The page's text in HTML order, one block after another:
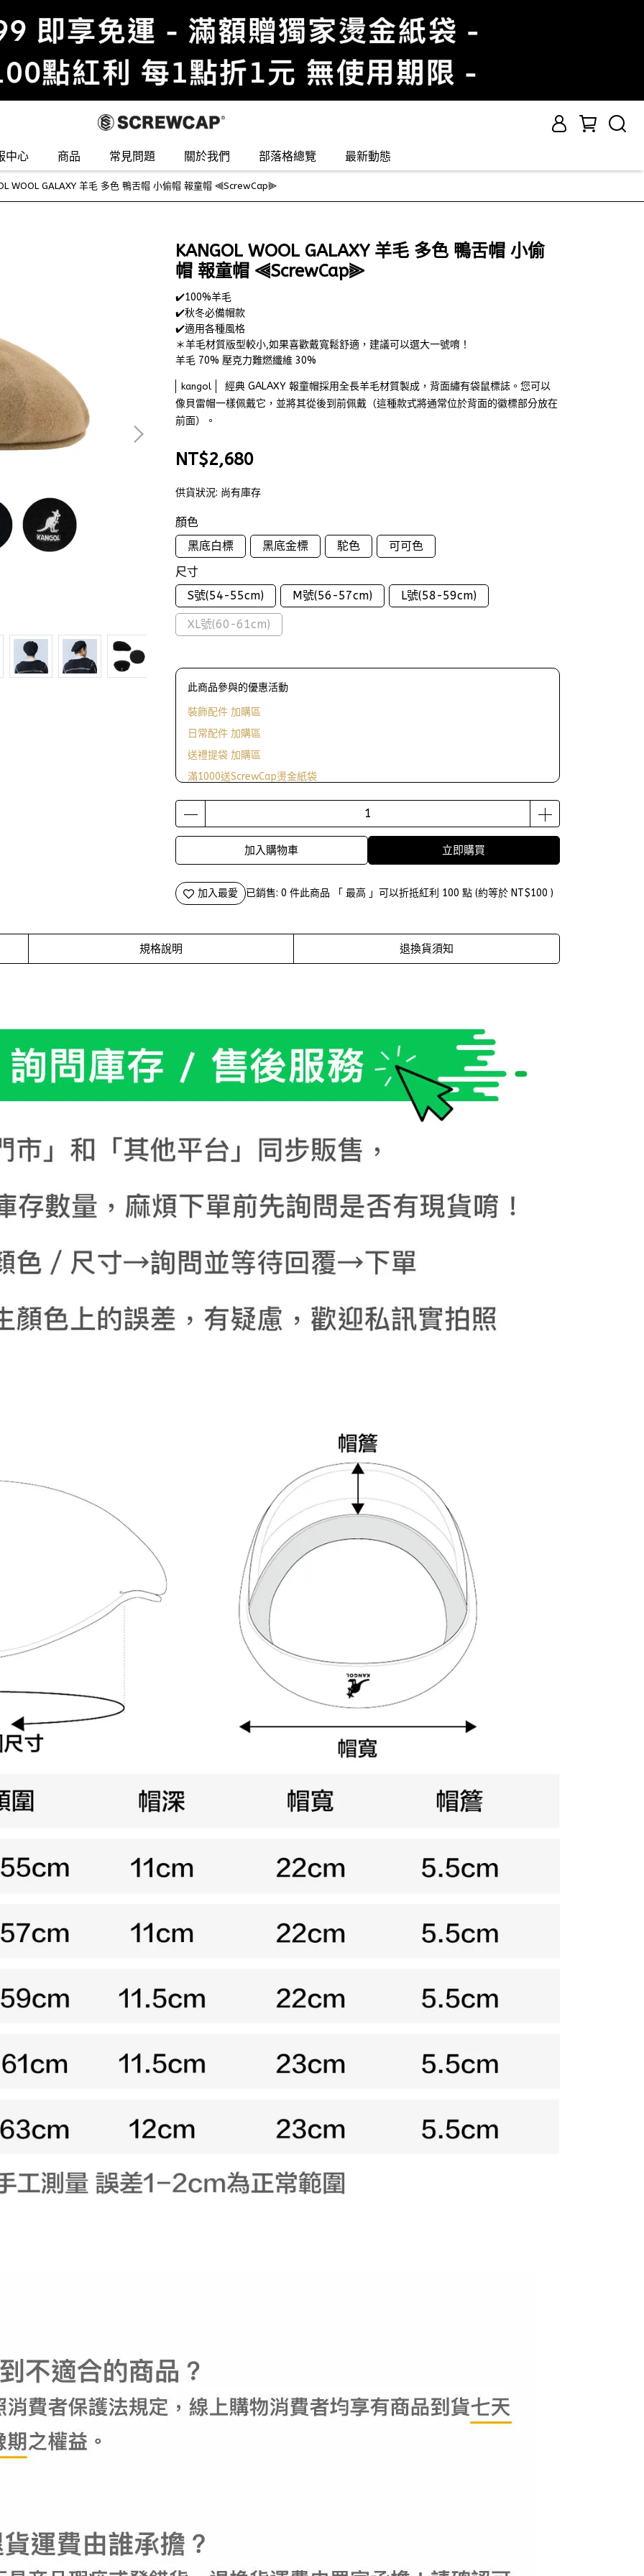
中心 商品 常見問題 關於我們 部落格總覽 最新動態
WOOL GALAXY 羊毛 多色 鴨舌帽 小偷帽 報童帽 ⫷ScrewCap⫸
KANGOL WOOL GALAXY 羊毛 多色 鴨舌帽 小偷
帽 報童帽 ⫷ScrewCap⫸
✔️100%羊毛
✔️秋冬必備帽款
✔️適用各種風格
＊羊毛材質版型較小,如果喜歡戴寬鬆舒適，建議可以選大一號唷！
羊毛 70% 壓克力難燃纖維 30%
kangol
經典 GALAXY 報童帽採用全長羊毛材質製成，背面繡有袋鼠標誌。您可以
像貝雷帽一樣佩戴它，並將其從後到前佩戴（這種款式將通常位於背面的徽標部分放在
前面）。
NT$2,680
供貨狀況: 尚有庫存
顏色
黑底白標
黑底金標 駝色
可可色
尺寸
S號(54-55cm)
M號(56-57cm) L號(58-59cm)
XL號(60-61cm)
此商品參與的優惠活動
裝飾配件 加購區
日常配件 加購區
送禮提袋 加購區
滿1000送ScrewCap燙金紙袋
加入購物車 立即購買
加入最愛 已銷售: 0 件此商品 「 最高 」可以折抵紅利 100 點 (約等於 NT$100 )
規格說明 退換貨須知